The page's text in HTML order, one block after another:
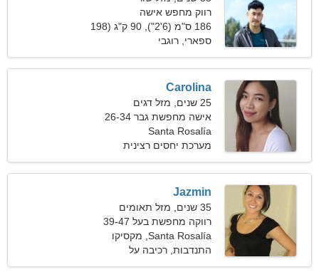
רווק מחפש אישה
186 ס"מ (6'2"), 90 ק"ג (198
פאונד)
ספארי, רוגבי
Carolina
25 שנים, מזל דגים
אישה מחפשת גבר 26-34
Santa Rosalía
מערכת יחסים רצינית
Jazmin
35 שנים, מזל תאומים
רווקה מחפשת בעל 39-47
Santa Rosalía, מקסיקו
התנדבות, רכיבה על
סקייטבורד